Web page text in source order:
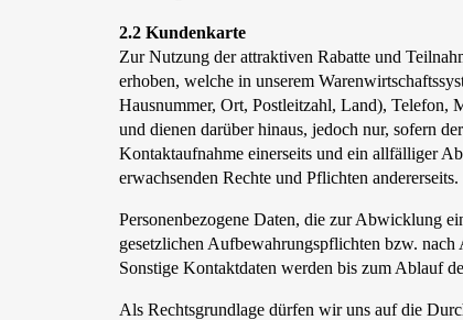
2.2 Kundenkarte
Zur Nutzung der attraktiven Rabatte und
erhoben, welche in unserem
Hausnummer, Ort, Postleitzahl, Land), Telefon,
und dienen darüber hinaus, jedoch nur, sofern
Kontaktaufnahme einerseits und ein allfälliger
erwachsenden Rechte und Pflichten andererseits.
Personenbezogene Daten, die zur Abwicklung
gesetzlichen Aufbewahrungspflichten bzw.
Sonstige Kontaktdaten werden bis zum Ablauf
Als Rechtsgrundlage dürfen wir uns auf die